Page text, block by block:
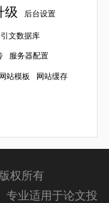
级 后台设置
引文数据库
服务器配置
网站模板 网站缓存
权所有
专业适用于论文投